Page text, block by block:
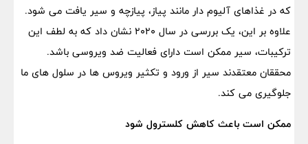
که در غذاهای آلیوم دار مانند پیاز، پیازچه و سیر یافت می شود.
علاوه بر این، یک بررسی در سال ۲۰۲۰ نشان داد که به لطف این
ترکیبات، سیر ممکن است دارای فعالیت ضد ویروسی باشد.
محققان معتقدند سیر از ورود و تکثیر ویروس ها در سلول های ما
جلوگیری می کند.
ممکن است باعث کاهش کلسترول شود